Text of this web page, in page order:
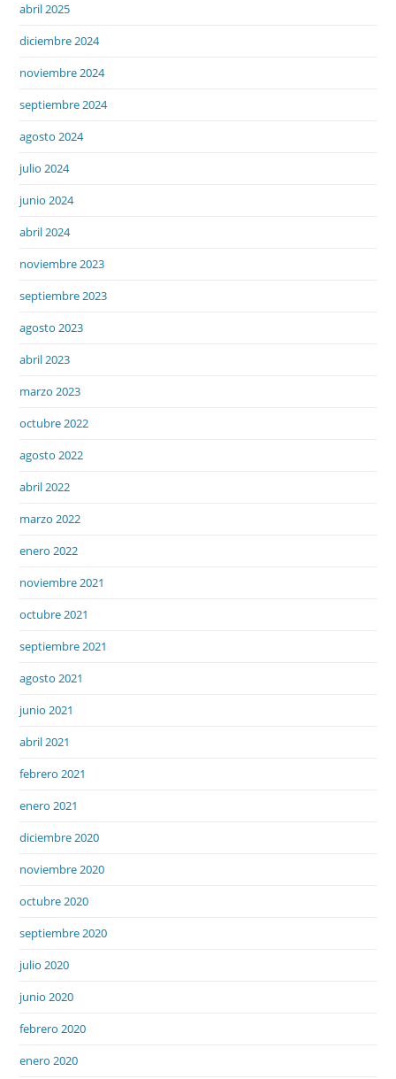
abril 2025
diciembre 2024
noviembre 2024
septiembre 2024
agosto 2024
julio 2024
junio 2024
abril 2024
noviembre 2023
septiembre 2023
agosto 2023
abril 2023
marzo 2023
octubre 2022
agosto 2022
abril 2022
marzo 2022
enero 2022
noviembre 2021
octubre 2021
septiembre 2021
agosto 2021
junio 2021
abril 2021
febrero 2021
enero 2021
diciembre 2020
noviembre 2020
octubre 2020
septiembre 2020
julio 2020
junio 2020
febrero 2020
enero 2020